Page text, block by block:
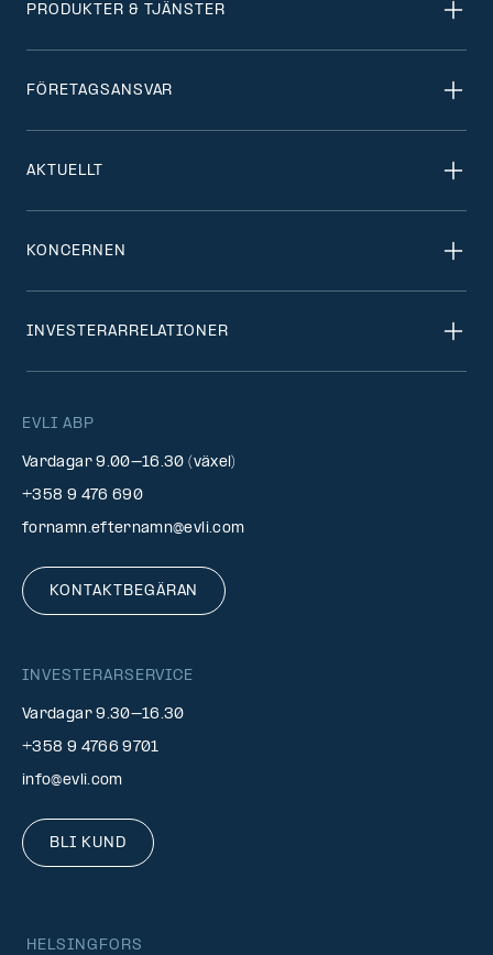
EVLI ABP
Vardagar 9.00–16.30 (växel)
+358 9 476 690
fornamn.efternamn@evli.com
KONTAKTBEGÄRAN
INVESTERARSERVICE
Vardagar 9.30–16.30
+358 9 4766 9701
info@evli.com
BLI KUND
PRODUKTER & TJÄNSTER
FÖRETAGSANSVAR
AKTUELLT
KONCERNEN
INVESTERARRELATIONER
HELSINGFORS